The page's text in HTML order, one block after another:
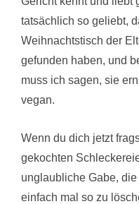
tatsächlich so geliebt,
Weihnachtstisch der
gefunden haben, und
muss ich sagen, sie
vegan.
Wenn du dich jetzt
gekochten
unglaubliche Gabe,
einfach mal so zu